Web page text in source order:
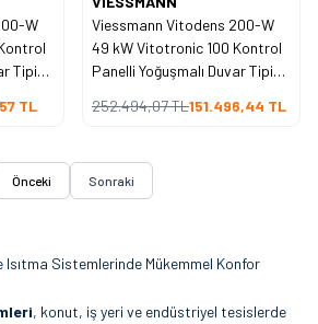
W
Tipi
TL
İndirim
Viessmann Vitodens 200-W
49 kW Vitotronic 100 Kontrol
Panelli Yoğuşmalı Duvar Tipi
252.494,07TL151.496,44 TL
Önceki Sonraki
Isıtma Sistemlerinde Mükemmel Konfor
, konut, iş yeri ve endüstriyel tesislerde